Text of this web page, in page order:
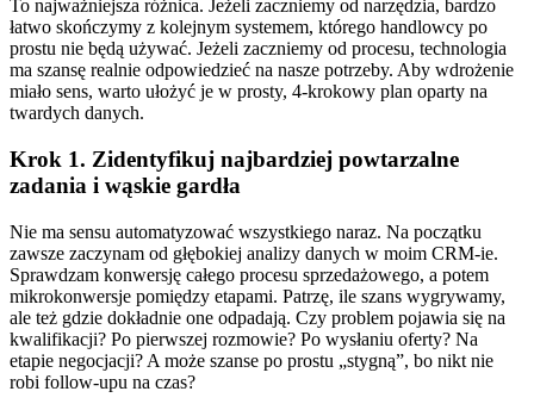
To najważniejsza różnica. Jeżeli zaczniemy od narzędzia, bardzo
łatwo skończymy z kolejnym systemem, którego handlowcy po
prostu nie będą używać. Jeżeli zaczniemy od procesu, technologia
ma szansę realnie odpowiedzieć na nasze potrzeby. Aby wdrożenie
miało sens, warto ułożyć je w prosty, 4-krokowy plan oparty na
twardych danych.
Krok 1. Zidentyfikuj najbardziej powtarzalne
zadania i wąskie gardła
Nie ma sensu automatyzować wszystkiego naraz. Na początku
zawsze zaczynam od głębokiej analizy danych w moim CRM-ie.
Sprawdzam konwersję całego procesu sprzedażowego, a potem
mikrokonwersje pomiędzy etapami. Patrzę, ile szans wygrywamy,
ale też gdzie dokładnie one odpadają. Czy problem pojawia się na
kwalifikacji? Po pierwszej rozmowie? Po wysłaniu oferty? Na
etapie negocjacji? A może szanse po prostu „stygną”, bo nikt nie
robi follow-upu na czas?